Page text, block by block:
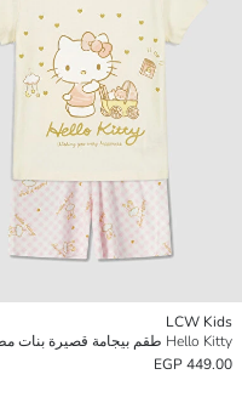
LCW Kids
Hello Kitty طقم بيجامة قصيرة بنات مطبوعة
449.00 EGP